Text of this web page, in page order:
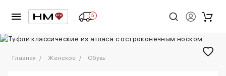
5
1/2
Главная Женское Обувь